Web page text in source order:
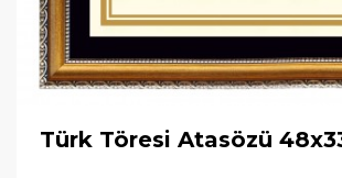
Türk Töresi Atasözü